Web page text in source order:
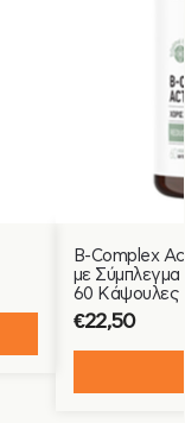
B-Complex
με
60 Κάψουλες
€22,50